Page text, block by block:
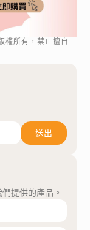
所有，禁止擅自
送出
提供的產品。